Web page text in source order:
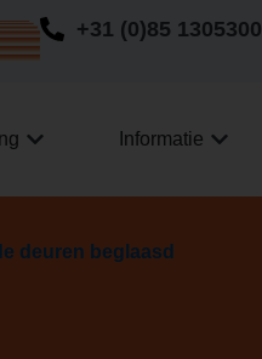
+31 (0)85 1305300
Informatie
deuren beglaasd